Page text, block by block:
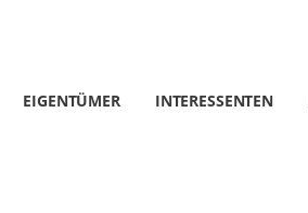
EIGENTÜMER INTERESSENTEN